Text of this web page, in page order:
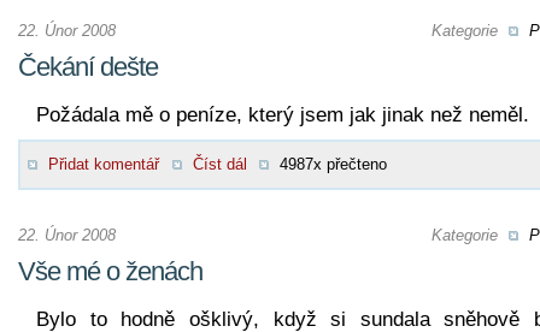
Kategorie
22. Únor 2008
Čekání dešte
Požádala mě o peníze, který jsem jak jinak než neměl.
Přidat komentář Číst dál 4987x přečteno
Kategorie
22. Únor 2008
Vše mé o ženách
Bylo to hodně ošklivý, když si sundala sněhově